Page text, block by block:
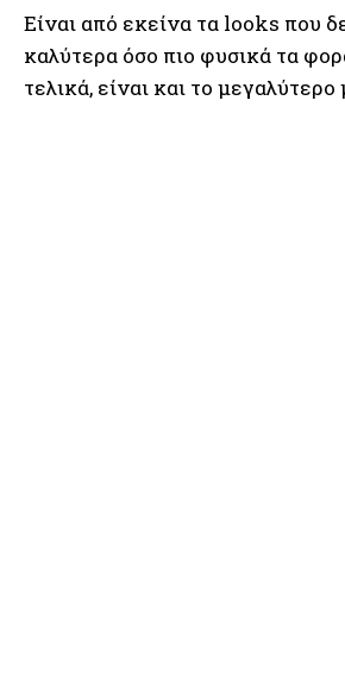
Είναι από εκείνα τα looks που
καλύτερα όσο πιο φυσικά τα
τελικά, είναι και το μεγαλύτερο